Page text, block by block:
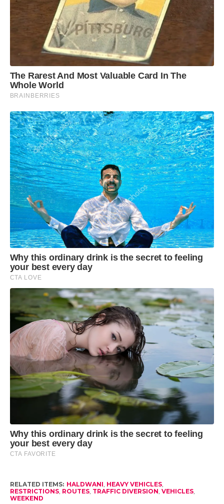
RELATED ITEMS: HALDWANI, HEAVY VEHICLES,
RESTRICTIONS, ROUTES, TRAFFIC DIVERSION, VEHICLES,
WEEKEND